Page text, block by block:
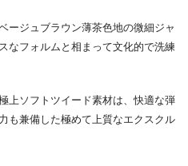
ージュブラウン薄茶色地の微細ジャ
なフォルムと相まって文化的で洗練
上ソフトツイード素材は、快適な弾
も兼備した極めて上質なエクスクル